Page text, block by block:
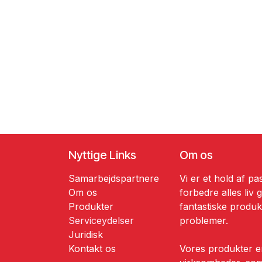
Nyttige Links
Samarbejdspartnere
Om os
Produkter
Serviceydelser
​​Juridisk
​Kontakt os
Om os
Vi er et hold af
forbedre alles liv
fantastiske
problemer.
Vores produkter